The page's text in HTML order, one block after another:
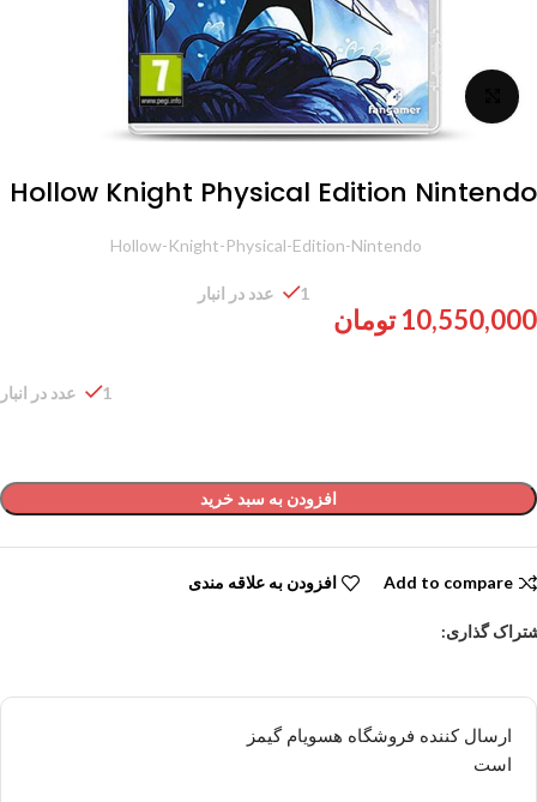
برای بزرگنمایی کلیک کنید
Hollow Knight Physical Edition Nintendo
Hollow-Knight-Physical-Edition-Nintendo
10,550,000 تومان
1 عدد در انبار
1 عدد در انبار
افزودن به سبد خرید
Add to compare افزودن به علاقه مندی
گذاری:
ارسال کننده فروشگاه هسویام گیمز
است